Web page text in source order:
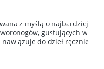
z myślą o najbardziej
gustujących w
do dzieł ręcznie